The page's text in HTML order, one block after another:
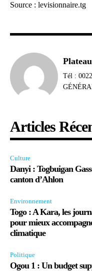
Source : levisionnaire.tg
Tél :
Articles
Culture
Danyi : Togbuigan
canton d’Ahlon
Environnement
Togo : A Kara, les
pour mieux
climatique
Politique
Ogou 1 : Un budget